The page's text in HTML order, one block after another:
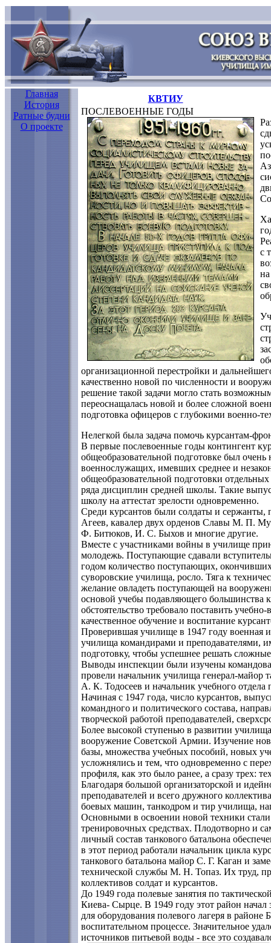
Главная
История
Ратные будни
О проекте
КВТИУ
ПОСЛЕВОЕННЫЕ ГОДЫ
с
организационной перестройки и
качественно новой по численности и
решение такой задачи могло стать
переоснащалась новой и более сложной
подготовка офицеров с глубокими военно-
Нелегкой была задача помочь курсантам-
В первые послевоенные годы контингент
общеобразовательной подготовке был
военнослужащих, имевших среднее и
общеобразовательной подготовки
ряда дисциплин средней школы. Такие
школу на аттестат зрелости одновременно.
Среди курсантов были солдаты и
Агеев, кавалер двух орденов Славы М. П.
Ф. Битюков, И. С. Быхов и многие другие.
Вместе с участниками войны в училище
молодежь. Поступающие сдавали
годом количество поступающих,
суворовские училища, росло. Тяга к
желание овладеть поступающей на
основой учебы подавляющего большинства
обстоятельство требовало поставить
качественное обучение и воспитание
Проверившая училище в 1947 году военная
училища командирами и
подготовку, чтобы успешнее решать
Выводы инспекции были изучены
провели начальник училища генерал-майор
А. К. Тодосеев и начальник учебного
Начиная с 1947 года, число курсантов,
командного и политического состава,
творческой работой преподавателей,
Более высокой ступенью в развитии
вооружение Советской Армии. Изучение
базы, множества учебных пособий, новых
усложнялись и тем, что одновременно с
профиля, как это было ранее, а сразу трех:
Благодаря большой организаторской и
преподавателей и всего дружного
боевых машин, танкодром и тир училища,
Основными в освоении новой техники стали
тренировочных средствах. Плодотворно и
личный состав танкового батальона
в этот период работали начальник цикла
танкового батальона майор С. Г. Каган и
технической службы М. Н. Топаз. Их труд,
коллективов солдат и курсантов.
До 1949 года полевые занятия по
Киева- Сырце. В 1949 году этот район
для оборудования полевого лагеря в
воспитательном процессе. Значительное
источников питьевой воды - все это